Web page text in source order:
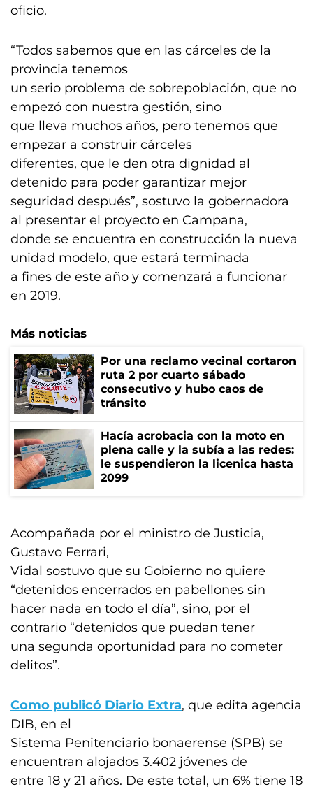
oficio.
“Todos sabemos que en las cárceles de la
provincia tenemos
un serio problema de sobrepoblación, que no
empezó con nuestra gestión, sino
que lleva muchos años, pero tenemos que
empezar a construir cárceles
diferentes, que le den otra dignidad al
detenido para poder garantizar mejor
seguridad después”, sostuvo la gobernadora
al presentar el proyecto en Campana,
donde se encuentra en construcción la nueva
unidad modelo, que estará terminada
a fines de este año y comenzará a funcionar
en 2019.
Más noticias
Por una reclamo vecinal cortaron
ruta 2 por cuarto sábado
consecutivo y hubo caos de
tránsito
Hacía acrobacia con la moto en
plena calle y la subía a las redes:
le suspendieron la licenica hasta
2099
Acompañada por el ministro de Justicia,
Gustavo Ferrari,
Vidal sostuvo que su Gobierno no quiere
“detenidos encerrados en pabellones sin
hacer nada en todo el día”, sino, por el
contrario “detenidos que puedan tener
una segunda oportunidad para no cometer
delitos”.
Como publicó Diario Extra, que edita agencia
DIB, en el
Sistema Penitenciario bonaerense (SPB) se
encuentran alojados 3.402 jóvenes de
entre 18 y 21 años. De este total, un 6% tiene 18